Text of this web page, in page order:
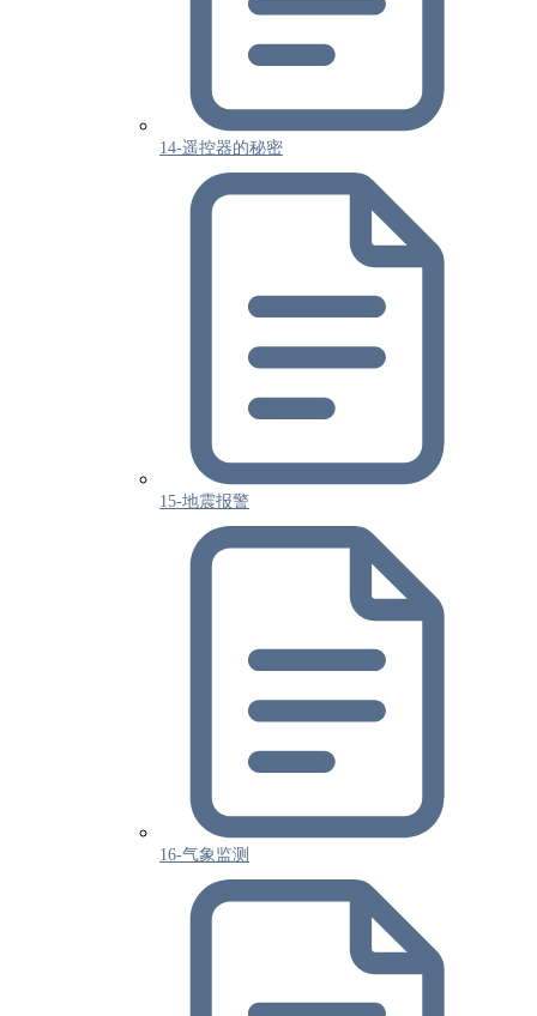
14-遥控器的秘密
15-地震报警
16-气象监测